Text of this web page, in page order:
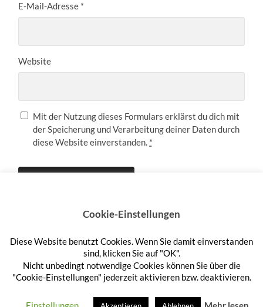
E-Mail-Adresse *
Website
Mit der Nutzung dieses Formulars erklärst du dich mit
der Speicherung und Verarbeitung deiner Daten durch
diese Website einverstanden. *
Anmelden
HEFTEHAUFEN —HOCH ↑
Cookie-Einstellungen
Diese Website benutzt Cookies. Wenn Sie damit einverstanden
sind, klicken Sie auf "OK".
Nicht unbedingt notwendige Cookies können Sie über die
"Cookie-Einstellungen" jederzeit aktivieren bzw. deaktivieren.